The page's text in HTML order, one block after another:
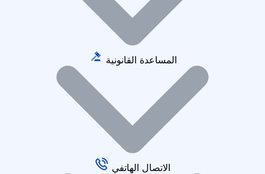
المساعدة القانونية
الاتصال الهاتفي